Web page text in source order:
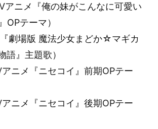
アニメ『俺の妹がこんなに可愛い
OPテーマ）
劇場版 魔法少女まどか☆マギカ
語』主題歌）
ニメ『ニセコイ』前期OPテー
ニメ『ニセコイ』後期OPテー